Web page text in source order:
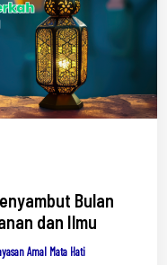
Bulan
dan Ilmu
Amal Mata Hati